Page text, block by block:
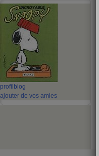
profil blog
ajouter de vos amies